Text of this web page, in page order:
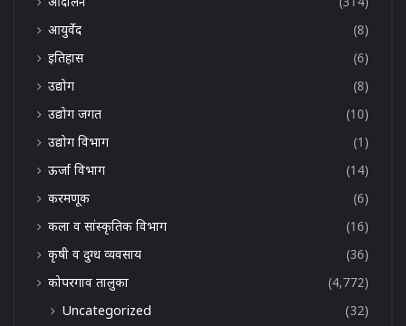
आयुर्वेद
(8)
इतिहास
(6)
उद्योग
(8)
उद्योग जगत
(10)
उद्योग विभाग
(1)
ऊर्जा विभाग
(14)
करमणूक
(6)
कला व सांस्कृतिक विभाग
(16)
कृषी व दुग्ध व्यवसाय
(36)
कोपरगाव तालुका
(4,772)
Uncategorized
(32)